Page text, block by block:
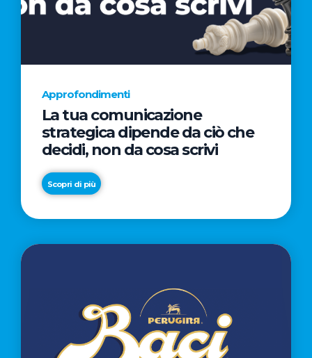
AL
CINEMA
NELLA
CAMPAGNA
REGISTA
PREMIO
OSCAR®
Approfondimenti
La tua comunicazione
strategica dipende da ciò che
decidi, non da cosa scrivi
Scopri di più